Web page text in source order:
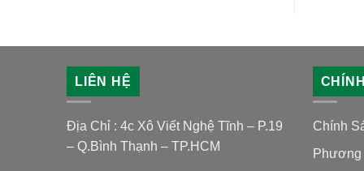
LIÊN HỆ
Địa Chỉ : 4c Xô Viết Nghệ Tĩnh – P.19
– Q.Bình Thạnh – TP.HCM
Chính
Phương